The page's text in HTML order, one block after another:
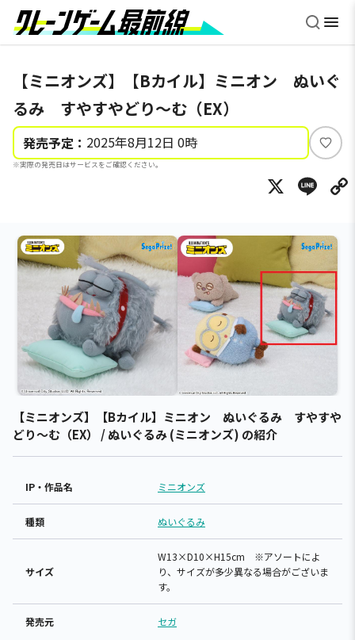
【ミニオンズ】【Bカイル】ミニオン ぬいぐ
るみ すやすやどり～む（EX）
発売予定： 2025年8月12日 0時
※実際の発売日はサービスをご確認ください。
い
ね
X
【ミニオンズ】【Bカイル】ミニオン ぬいぐるみ すやすや
どり～む（EX） / ぬいぐるみ (ミニオンズ) の紹介
IP・作品名 ミニオンズ
種類 ぬいぐるみ
サイズ
W13×D10×H15cm ※アソートによ
り、サイズが多少異なる場合がございま
す。
発売元 セガ